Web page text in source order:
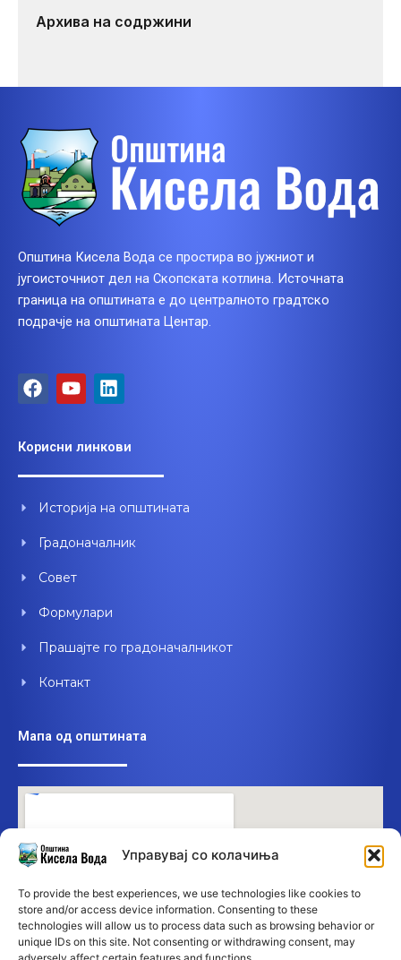
Управувај со колачиња
To provide the best experiences, we use technologies like cookies to
store and/or access device information. Consenting to these
technologies will allow us to process data such as browsing behavior or
unique IDs on this site. Not consenting or withdrawing consent, may
Архива на содржини
Општина Кисела Вода се простира во јужниот и
југоисточниот дел на Скопската котлина. Источната
граница на општината е до централното градтско
подрачје на општината Центар.
F
a
b
o
k
Y
o
u
b
L
i
e
d
n
Корисни линкови
Историја на општината
Градоначалник
Совет
Формулари
Прашајте го градоначалникот
Контакт
Мапа од општината